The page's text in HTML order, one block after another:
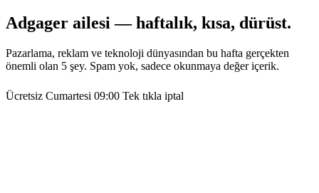
Adgager ailesi — haftalık, kısa, dürüst.
Pazarlama, reklam ve teknoloji dünyasından bu hafta gerçekten
önemli olan 5 şey. Spam yok, sadece okunmaya değer içerik.
Ücretsiz Cumartesi 09:00 Tek tıkla iptal